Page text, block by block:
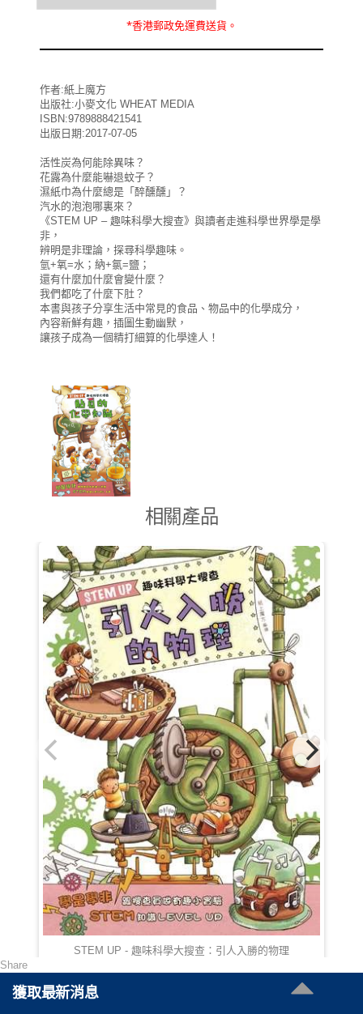
*香港郵政免運費送貨。
作者:紙上魔方
出版社:小麥文化 WHEAT MEDIA
ISBN:9789888421541
出版日期:2017-07-05
活性炭為何能除異味？
花露為什麼能嚇退蚊子？
濕紙巾為什麼總是「醉醺醺」？
汽水的泡泡哪裏來？
《STEM UP – 趣味科學大搜查》與讀者走進科學世界學是學
非，
辨明是非理論，探尋科學趣味。
氫+氧=水；納+氯=鹽；
還有什麼加什麼會變什麼？
我們都吃了什麼下肚？
本書與孩子分享生活中常見的食品、物品中的化學成分，
內容新鮮有趣，插圖生動幽默，
讓孩子成為一個精打細算的化學達人！
相關產品
STEM UP - 趣味科學大搜查：引人入勝的物理
Share
獲取最新消息